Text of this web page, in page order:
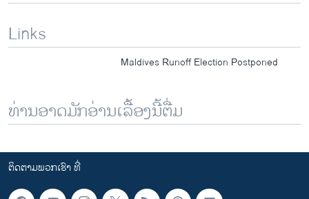
Links
Maldives Runoff Election Postponed
ທ່ານອາດມັກອ່ານເລື້ອງນີ້ຕື່ມ
ຕິດຕາມພວກເຮົາ ທີ່